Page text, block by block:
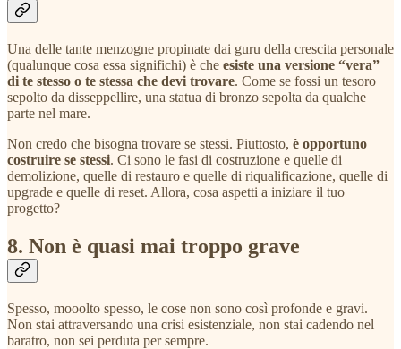
Una delle tante menzogne propinate dai guru della crescita personale
(qualunque cosa essa significhi) è che esiste una versione “vera”
di te stesso o te stessa che devi trovare. Come se fossi un tesoro
sepolto da disseppellire, una statua di bronzo sepolta da qualche
parte nel mare.
Non credo che bisogna trovare se stessi. Piuttosto, è opportuno
costruire se stessi. Ci sono le fasi di costruzione e quelle di
demolizione, quelle di restauro e quelle di riqualificazione, quelle di
upgrade e quelle di reset. Allora, cosa aspetti a iniziare il tuo
progetto?
8. Non è quasi mai troppo grave
Spesso, mooolto spesso, le cose non sono così profonde e gravi.
Non stai attraversando una crisi esistenziale, non stai cadendo nel
baratro, non sei perduta per sempre.